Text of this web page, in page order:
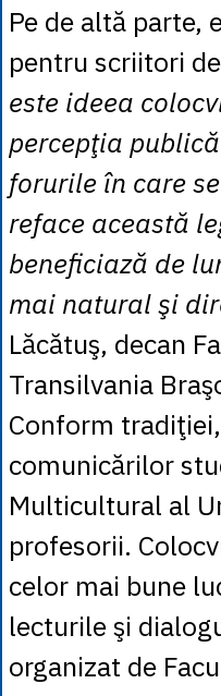
Pe de altă parte,
pentru scriitori
este ideea
percepţia
forurile în care
reface această
beneficiază de
mai natural şi
Lăcătuş, decan
Transilvania
Conform
comunicărilor
Multicultural al
profesorii.
celor mai bune
lecturile şi
organizat de